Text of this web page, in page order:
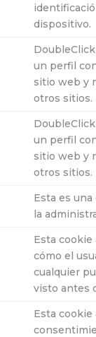
dispositivo.
un perfil
sitio web y
otros sitios.
un perfil
sitio web y
otros sitios.
Esta es
la
Esta
cómo el
cualquier
visto antes
Esta cookie